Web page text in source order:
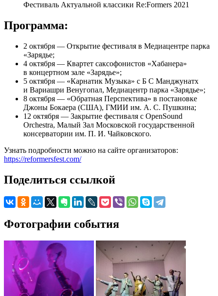
Фестиваль Актуальной классики Re:Formers 2021
Программа:
2 октября — Открытие фестиваля в Медиацентре парка
«Зарядье;
4 октября — Квартет саксофонистов «Хабанера»
в концертном зале «Зарядье»;
5 октября — «Карнатик Музыка» с Б С Манджунатх
и Вариашри Венугопал, Медиацентр парка «Зарядье»;
8 октября — «Обратная Перспектива» в постановке
Джоны Бокаера (США), ГМИИ им. А. С. Пушкина;
12 октября — Закрытие фестиваля с OpenSound
Orchestra, Малый Зал Московской государственной
консерватории им. П. И. Чайковского.
Узнать подробности можно на сайте организаторов:
https://reformersfest.com/
Поделиться ссылкой
Фотографии события